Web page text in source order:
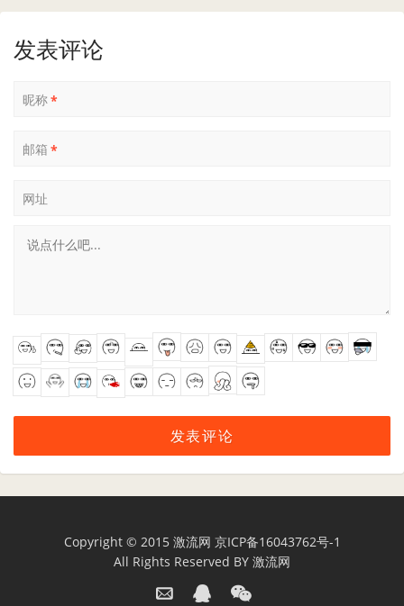
发表评论
昵称*
邮箱 *
网址
Copyright © 2015 激流网 京ICP备16043762号-1
All Rights Reserved BY 激流网